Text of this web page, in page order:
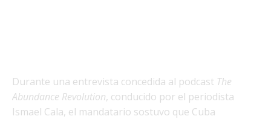
Durante una entrevista concedida al podcast The
Abundance Revolution, conducido por el periodista
Ismael Cala, el mandatario sostuvo que Cuba